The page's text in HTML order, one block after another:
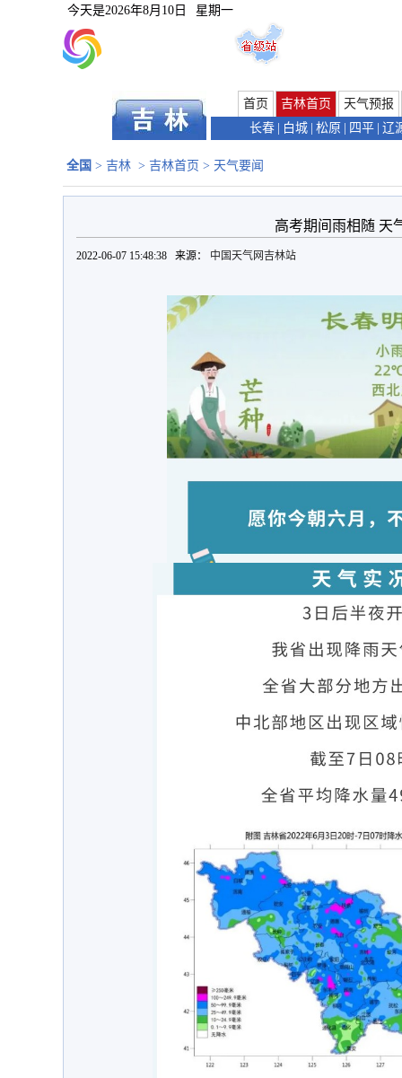
今天是2026年8月10日 星期一
首页 吉林首页
天气预报
长春
白城 松原 四平 辽
全国 > 吉林 > 吉林首页 > 天气要闻
高考期间雨相随 天
2022-06-07 15:48:38 来源： 中国天气网吉林站